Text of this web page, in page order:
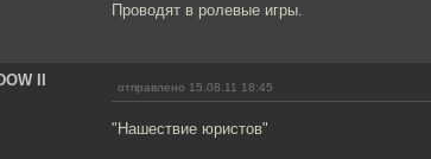
Проводят в ролевые игры.
II отправлено 15.08.11 18:45
"Нашествие юристов"